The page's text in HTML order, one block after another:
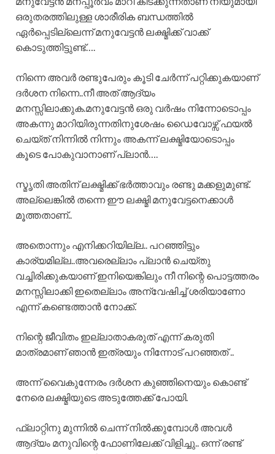
ഒരുതരത്തിലുള്ള ശാരീരിക ബന്ധത്തിൽ
ഏർപ്പെടില്ലെന്ന് മനുവേട്ടൻ ലക്ഷ്മിക്ക് വാക്ക്
കൊടുത്തിട്ടുണ്ട്….
നിന്നെ അവർ രണ്ടുപേരും കൂടി ചേർന്ന് പറ്റിക്കുകയാണ്
ദർശന നിന്നെ..നീ അത് ആദ്യം
മനസ്സിലാക്കുക.മനുവേട്ടൻ ഒരു വർഷം നിന്നോടൊപ്പം
അകന്നു മാറിയിരുന്നതിനുശേഷം ഡൈവോഴ്സ് ഫയൽ
ചെയ്ത് നിന്നിൽ നിന്നും അകന്ന് ലക്ഷ്മിയോടൊപ്പം
കൂടെ പോകുവാനാണ് പ്ലാൻ….
സ്മൃതി അതിന് ലക്ഷ്മിക്ക് ഭർത്താവും രണ്ടു മക്കളുമുണ്ട്.
അല്ലെങ്കിൽ തന്നെ ഈ ലക്ഷ്മി മനുവേട്ടനെക്കാൾ
മൂത്തതാണ്..
അതൊന്നും എനിക്കറിയില്ല.. പറഞ്ഞിട്ടും
കാര്യമില്ല..അവരെല്ലാം പ്ലാൻ ചെയ്തു
വച്ചിരിക്കുകയാണ് ഇനിയെങ്കിലും നീ നിന്റെ പൊട്ടത്തരം
മനസ്സിലാക്കി ഇതെല്ലാം അന്വേഷിച്ച് ശരിയാണോ
എന്ന് കണ്ടെത്താൻ നോക്ക്.
നിന്റെ ജീവിതം ഇല്ലാതാകരുത് എന്ന് കരുതി
മാത്രമാണ് ഞാൻ ഇത്രയും നിന്നോട് പറഞ്ഞത് ..
അന്ന് വൈകുന്നേരം ദർശന കുഞ്ഞിനെയും കൊണ്ട്
നേരെ ലക്ഷ്മിയുടെ അടുത്തേക്ക് പോയി.
ഫ്ലാറ്റിനു മുന്നിൽ ചെന്ന് നിൽക്കുമ്പോൾ അവൾ
ആദ്യം മനുവിന്റെ ഫോണിലേക്ക് വിളിച്ചു.. ഒന്ന് രണ്ട്